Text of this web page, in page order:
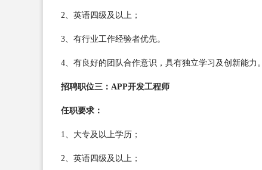
2、英语四级及以上；
3、有行业工作经验者优先。
4、有良好的团队合作意识，具有独立学习及创新能力。
招聘职位三：APP开发工程师
任职要求：
1、大专及以上学历；
2、英语四级及以上；